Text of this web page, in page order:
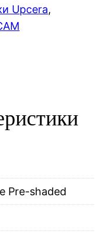
Upcera,
Pre-shaded